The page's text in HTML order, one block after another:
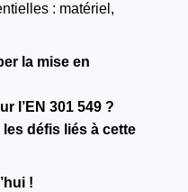
: matériel,
la mise en
l’EN 301 549 ?
défis liés à cette
!